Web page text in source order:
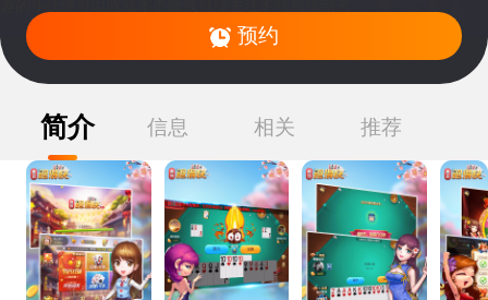
预约
简介 信息 相关 推荐